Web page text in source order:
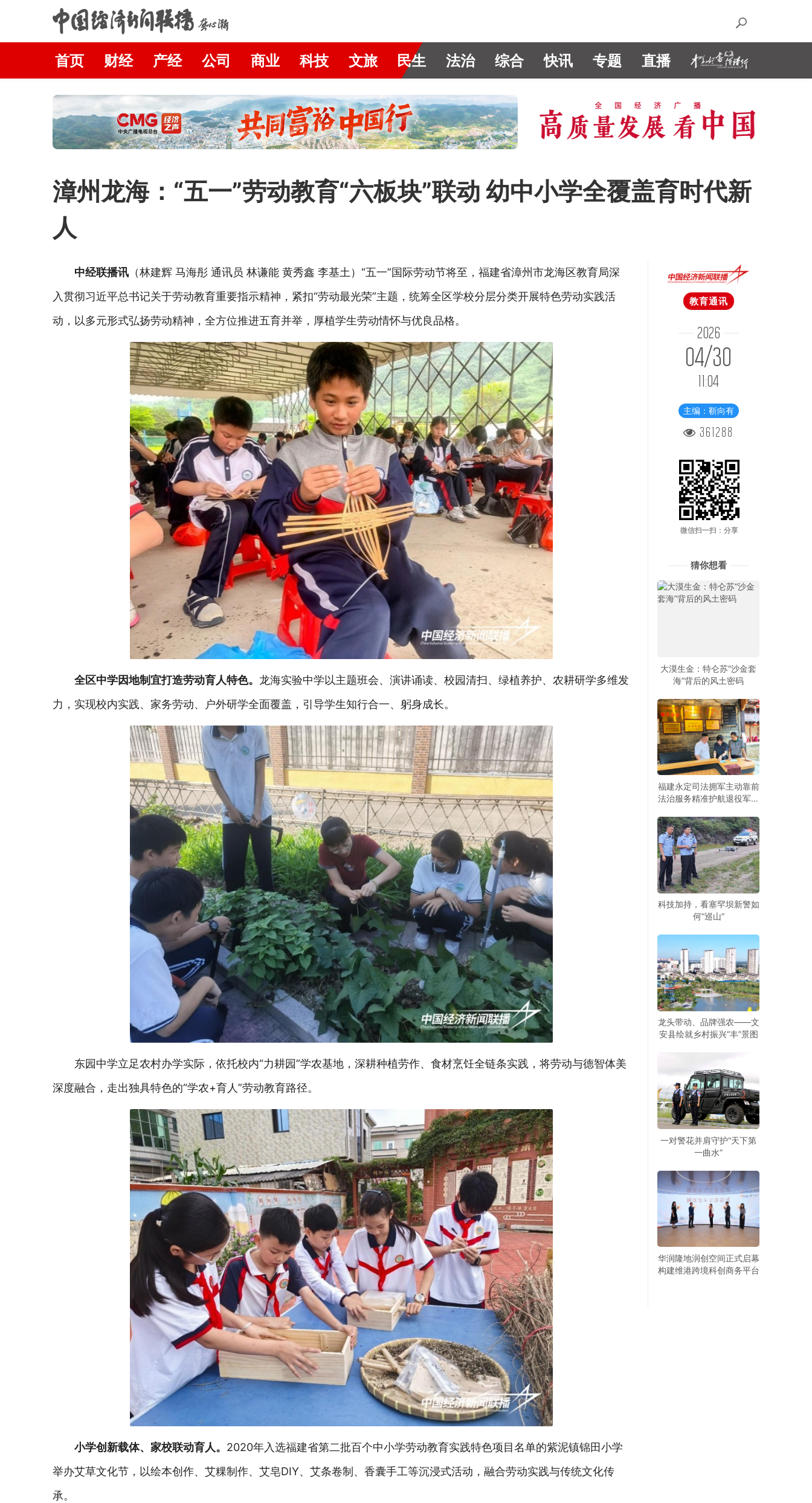
首页 财经 产经 公司 商业 科技 文旅 民生 法治 综合 快讯 专题 直播
漳州龙海：“五一”劳动教育“六板块”联动 幼中小学全覆盖育时代新
人
中经联播讯 （林建辉 马海彤 通讯员 林谦能 黄秀鑫 李基土 ） “五一”国际劳动节将至， 福建省漳州市龙海区教育局深
入贯彻习近平总书记关于劳动教育重要指示精神，紧扣“劳动最光荣”主题，统筹全区学校分层分类开展特色劳动实践活
动，以多元形式弘扬劳动精神，全方位推进五育并举，厚植学生劳动情怀与优良品格。
全区中学因地制宜打造劳动育人特色。 龙海实验中学以主题班会、演讲诵读、校园清扫、绿植养护、农耕研学多维发
力，实现校内实践、家务劳动、户外研学全面覆盖，引导学生知行合一、躬身成长。
东园中学立足农村办学实际，依托校内“力耕园”学农基地，深耕种植劳作、食材烹饪全链条实践，将劳动与德智体美
深度融合，走出独具特色的“学农+育人”劳动教育路径。
小学创新载体、家校联动育人。 2020年入选福建省第二批百个中小学劳动教育实践特色项目名单的紫泥镇锦田小学
举办艾草文化节，以绘本创作、艾粿制作、艾皂DIY、艾条卷制、香囊手工等沉浸式活动，融合劳动实践与传统文化传
承。
教育通讯
2026
04/30
11:04
主编：靳向有
361288
微信扫一扫：分享
猜你想看
大漠生金：特仑苏“沙金套
海”背后的风土密码
福建永定司法拥军主动靠前
法治服务精准护航退役军人
科技加持，看塞罕坝新警如
何“巡山”
龙头带动、品牌强农——文
安县绘就乡村振兴“丰”景图
一对警花并肩守护“天下第
一曲水”
华润隆地润创空间正式启幕
构建维港跨境科创商务平台